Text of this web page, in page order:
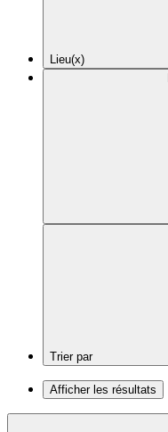
Lieu(x)
Trier par
Afficher les résultats